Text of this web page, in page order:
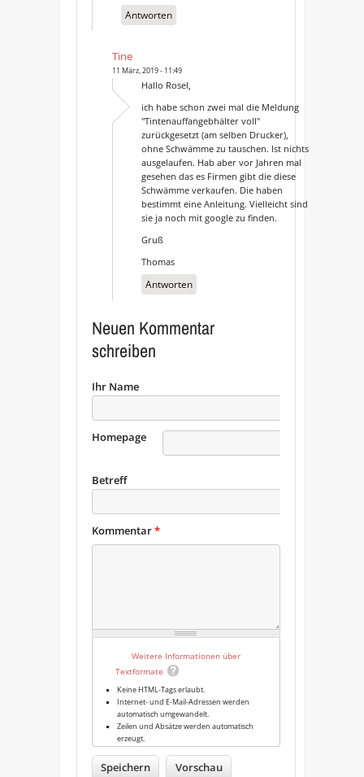
Antworten
Tine
11 März, 2019 - 11:49
Hallo Rosel,
ich habe schon zwei mal die Meldung
"Tintenauffangebhälter voll"
zurückgesetzt (am selben Drucker),
ohne Schwämme zu tauschen. Ist nichts
ausgelaufen. Hab aber vor Jahren mal
gesehen das es Firmen gibt die diese
Schwämme verkaufen. Die haben
bestimmt eine Anleitung. Vielleicht sind
sie ja noch mit google zu finden.
Gruß
Thomas
Antworten
Neuen Kommentar
schreiben
Ihr Name
Homepage
Betreff
Kommentar*
Weitere Informationen über
Textformate
Keine HTML-Tags erlaubt.
Internet- und E-Mail-Adressen werden
automatisch umgewandelt.
Zeilen und Absätze werden automatisch
erzeugt.